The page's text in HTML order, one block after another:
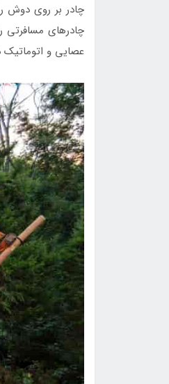
چادر بر روی دوش
چادرهای
عصایی و